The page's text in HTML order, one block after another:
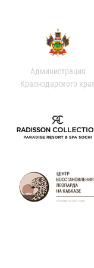
Администрация
Краснодарского